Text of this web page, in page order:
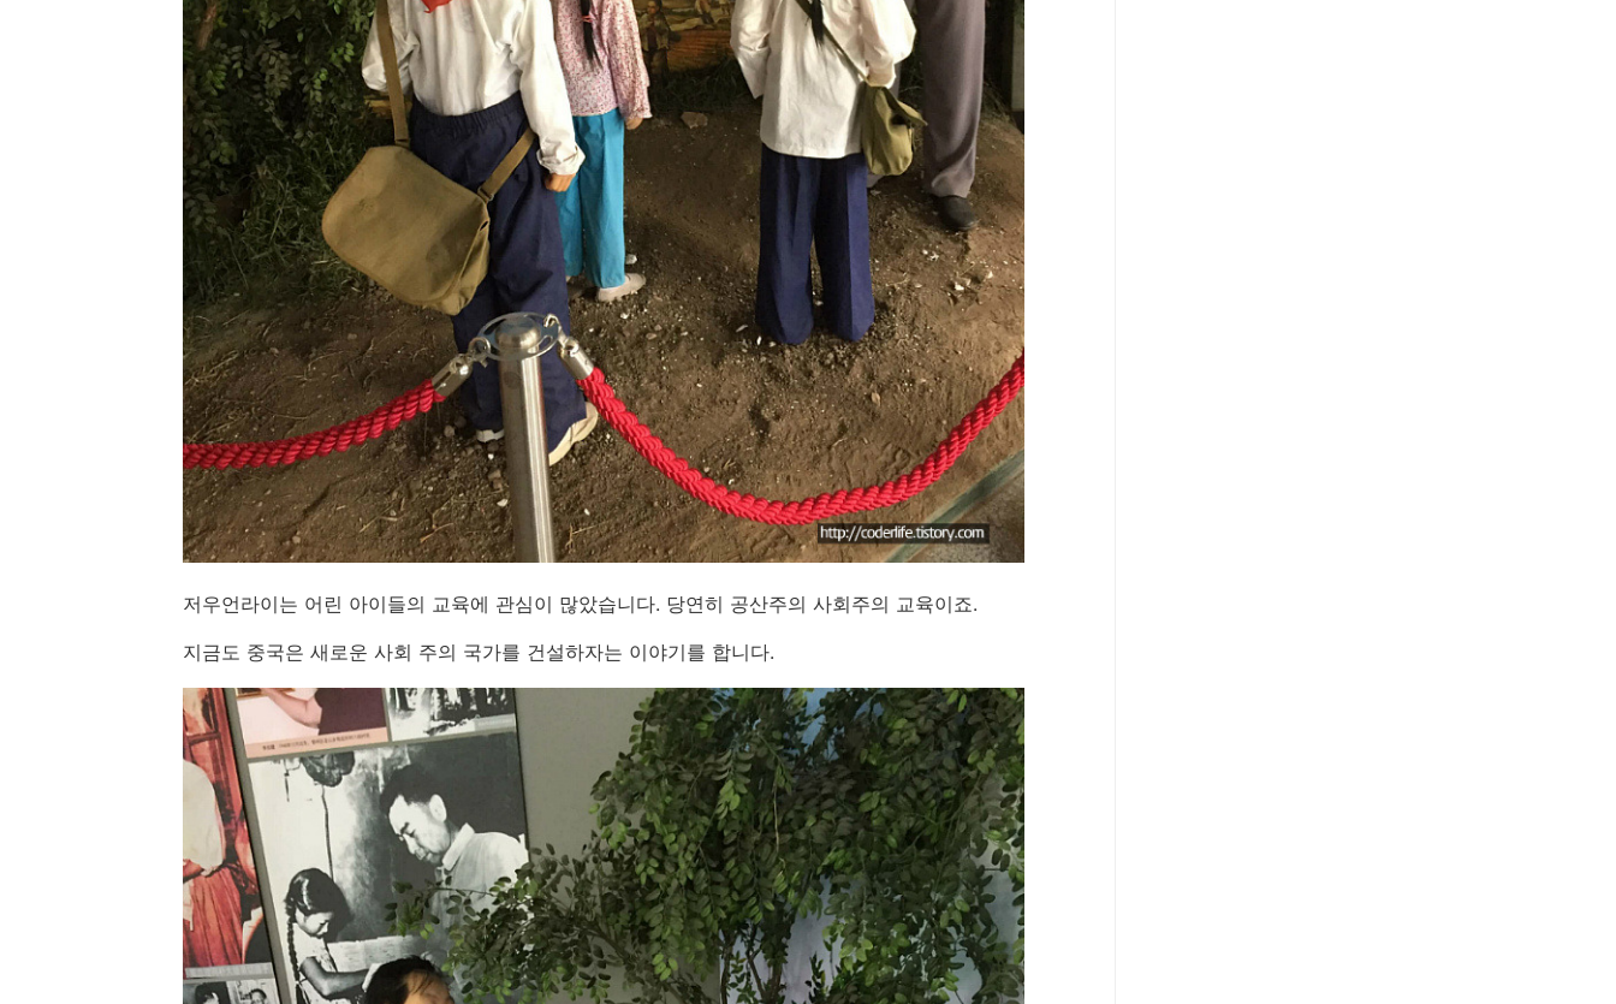
저우언라이는 어린 아이들의 교육에 관심이 많았습니다. 당연히 공산주의 사회주의 교육이죠.
지금도 중국은 새로운 사회 주의 국가를 건설하자는 이야기를 합니다.